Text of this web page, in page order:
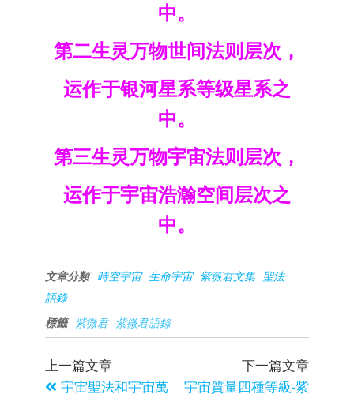
中。
第二生灵万物世间法则层次，
运作于银河星系等级星系之
中。
第三生灵万物宇宙法则层次，
运作于宇宙浩瀚空间层次之
中。
文章分類 時空宇宙 生命宇宙 紫薇君文集
聖法
語錄
標籤 紫微君 紫微君語錄
上一篇文章
宇宙聖法和宇宙萬
下一篇文章
宇宙質量四種等級-紫